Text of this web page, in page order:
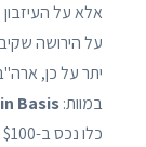
אלא על
על הירושה
יתר על כן,
במוות:Basis